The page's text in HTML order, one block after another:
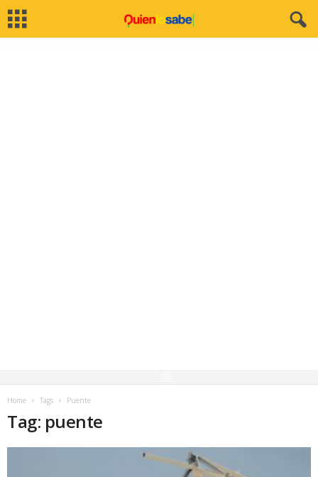
Home Tags Puente
Tag: puente